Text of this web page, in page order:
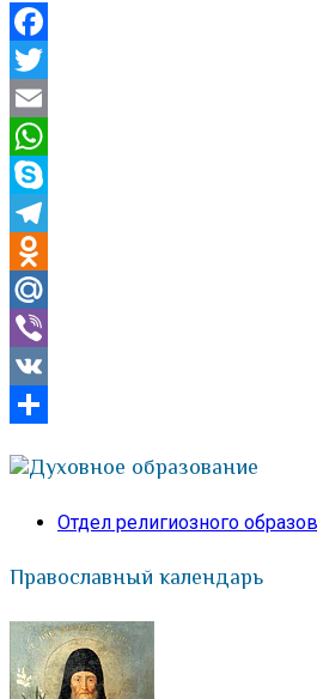
Facebook
Twitter
Email
WhatsApp
Skype
Telegram
Odnoklassniki
Mail.Ru
Viber
VK
Духовное образование
Отдел религиозного
Православный календарь